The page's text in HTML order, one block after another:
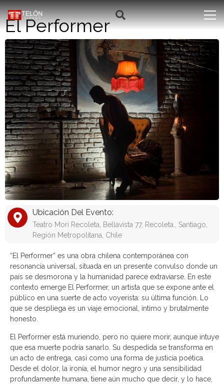
El Performer
Ubicación Del Evento:
Teatro Mori Recoleta, Bellavista 77, Recoleta., Santiago,
Región Metropolitana, Chile
“El Performer” es una obra chilena contemporánea con
resonancia universal, situada en un presente convulso donde un
país se desmorona y la humanidad parece extraviarse. En este
contexto emerge El Performer, un artista que se expone ante el
público en una suerte de acto voyerista: su última función. Lo
que se despliega es un viaje emocional, íntimo y brutalmente
honesto.
El Performer está muriendo, pero no quiere morir, aunque intuye
que esa muerte podría sanarlo. Su despedida se transforma en
un acto de entrega, casi como una forma de justicia poética.
Desde el dolor, la ironía, el humor negro y una sensibilidad
profundamente humana, tiene aún mucho que decir, y lo hace,